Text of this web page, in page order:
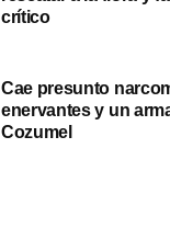
crítico
Cae presunto
enervantes y un
Cozumel